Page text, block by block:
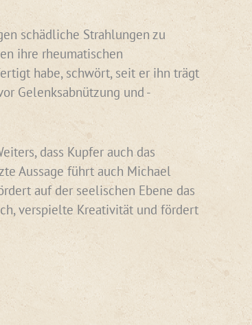
schädliche Strahlungen zu
ihre rheumatischen
habe, schwört, seit er ihn trägt
Gelenksabnützung und -
dass Kupfer auch das
Aussage führt auch Michael
auf der seelischen Ebene das
verspielte Kreativität und fördert